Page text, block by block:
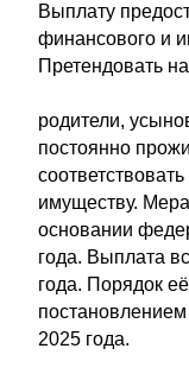
Выплату
финансового и
Претендовать
родители,
постоянно
имуществу.
основании
года. Выплата
года. Порядок
постановлением
2025 года.